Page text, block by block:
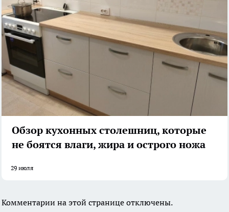
Обзор кухонных столешниц, которые
не боятся влаги, жира и острого ножа
29 июля
Комментарии на этой странице отключены.